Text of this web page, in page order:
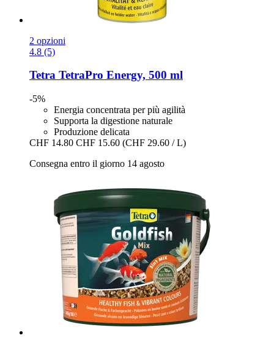
2 opzioni
4.8 (5)
Tetra TetraPro Energy, 500 ml
-5%
Energia concentrata per più agilità
Supporta la digestione naturale
Produzione delicata
CHF 14.80 CHF 15.60 (CHF 29.60 / L)
Consegna entro il giorno 14 agosto